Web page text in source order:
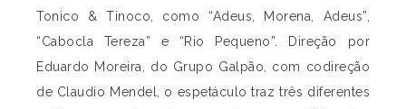
Tonico & Tinoco, como “Adeus, Morena, Adeus”,
“Cabocla Tereza” e “Rio Pequeno”. Direção por
Eduardo Moreira, do Grupo Galpão, com codireção
de Claudio Mendel, o espetáculo traz três diferentes